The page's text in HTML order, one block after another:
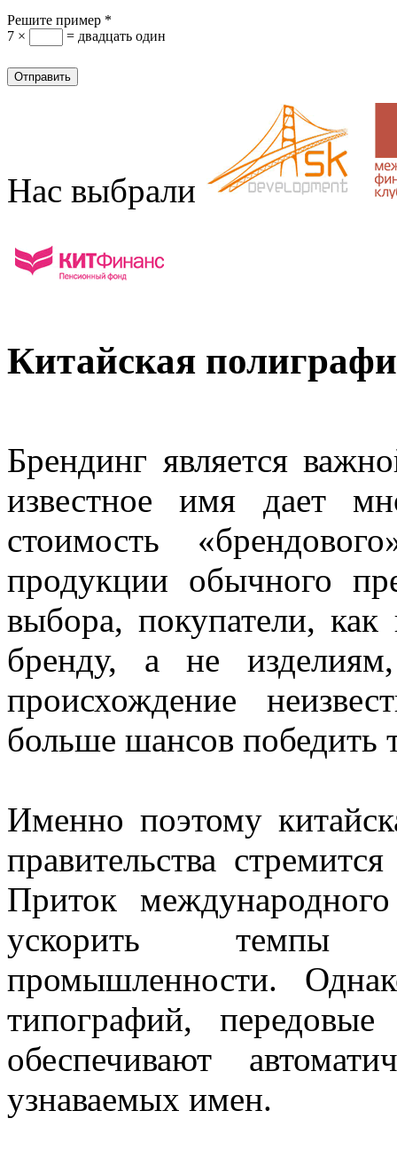
Решите пример *
7 ×
= двадцать один
Нас выбрали
Китайская
Брендинг является
известное имя дает
стоимость
продукции обычного
выбора, покупатели, как
бренду, а не
происхождение
больше шансов победить
Именно поэтому
правительства
Приток
ускорить темпы
промышленности.
типографий,
обеспечивают
узнаваемых имен.